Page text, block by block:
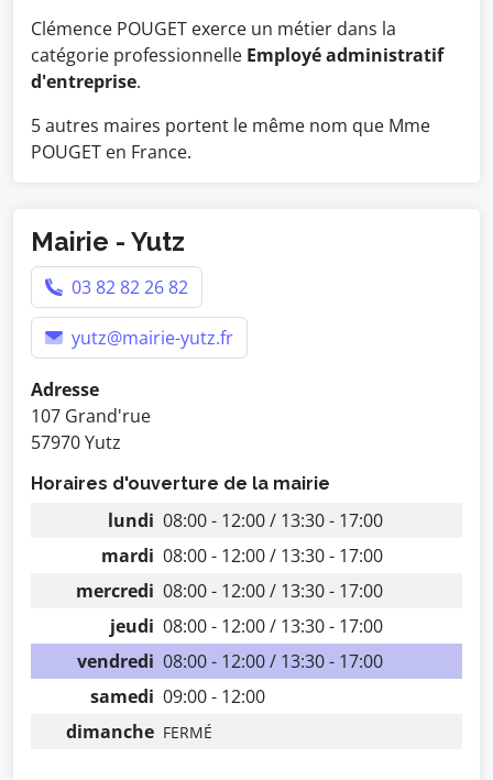
Clémence POUGET exerce un métier dans la
catégorie professionnelle Employé administratif
d'entreprise.
5 autres maires portent le même nom que Mme
POUGET en France.
Mairie - Yutz
03 82 82 26 82
yutz@mairie-yutz.fr
Adresse
107 Grand'rue
57970 Yutz
Horaires d'ouverture de la mairie
lundi 08:00 - 12:00 / 13:30 - 17:00
mardi 08:00 - 12:00 / 13:30 - 17:00
mercredi 08:00 - 12:00 / 13:30 - 17:00
jeudi 08:00 - 12:00 / 13:30 - 17:00
vendredi 08:00 - 12:00 / 13:30 - 17:00
samedi 09:00 - 12:00
dimanche FERMÉ